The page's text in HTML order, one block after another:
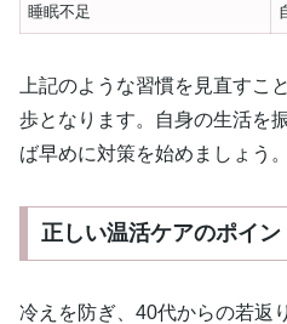
睡眠不足
上記のような習慣を見直すこ
歩となります。自身の生活を
ば早めに対策を始めましょう。
正しい温活ケアのポイン
冷えを防ぎ、40代からの若返